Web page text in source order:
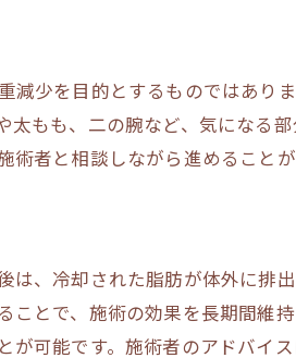
少を目的とするものではあり
もも、二の腕など、気になる
者と相談しながら進めることが
、冷却された脂肪が体外に排
とで、施術の効果を長期間維
可能です。施術者のアドバイ